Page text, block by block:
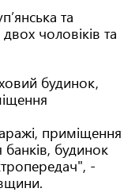
та
чоловіків та
будинок,
приміщення
банків, будинок
-